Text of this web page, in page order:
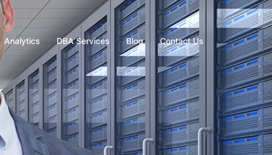
Analytics DBA Services Blog Contact Us